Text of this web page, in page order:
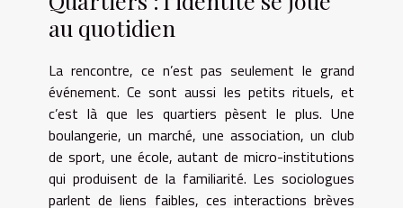
au quotidien
La rencontre, ce n’est pas seulement le grand
événement. Ce sont aussi les petits rituels, et
c’est là que les quartiers pèsent le plus. Une
boulangerie, un marché, une association, un club
de sport, une école, autant de micro-institutions
qui produisent de la familiarité. Les sociologues
parlent de liens faibles, ces interactions brèves